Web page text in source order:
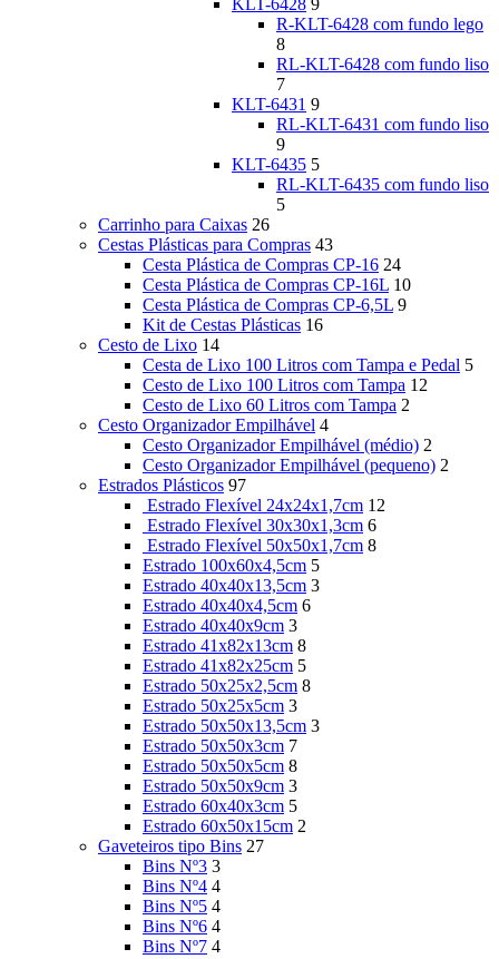
KLT-6428 9
R-KLT-6428 com fundo lego
8
RL-KLT-6428 com fundo liso
7
KLT-6431 9
RL-KLT-6431 com fundo liso
9
KLT-6435 5
RL-KLT-6435 com fundo liso
5
Carrinho para Caixas 26
Cestas Plásticas para Compras 43
Cesta Plástica de Compras CP-16 24
Cesta Plástica de Compras CP-16L 10
Cesta Plástica de Compras CP-6,5L 9
Kit de Cestas Plásticas 16
Cesto de Lixo 14
Cesta de Lixo 100 Litros com Tampa e Pedal 5
Cesto de Lixo 100 Litros com Tampa 12
Cesto de Lixo 60 Litros com Tampa 2
Cesto Organizador Empilhável 4
Cesto Organizador Empilhável (médio) 2
Cesto Organizador Empilhável (pequeno) 2
Estrados Plásticos 97
Estrado Flexível 24x24x1,7cm 12
Estrado Flexível 30x30x1,3cm 6
Estrado Flexível 50x50x1,7cm 8
Estrado 100x60x4,5cm 5
Estrado 40x40x13,5cm 3
Estrado 40x40x4,5cm 6
Estrado 40x40x9cm 3
Estrado 41x82x13cm 8
Estrado 41x82x25cm 5
Estrado 50x25x2,5cm 8
Estrado 50x25x5cm 3
Estrado 50x50x13,5cm 3
Estrado 50x50x3cm 7
Estrado 50x50x5cm 8
Estrado 50x50x9cm 3
Estrado 60x40x3cm 5
Estrado 60x50x15cm 2
Gaveteiros tipo Bins 27
Bins Nº3 3
Bins Nº4 4
Bins Nº5 4
Bins Nº6 4
Bins Nº7 4